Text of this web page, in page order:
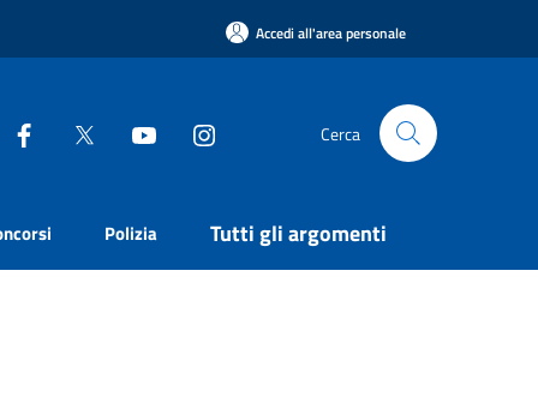
Accedi all'area personale
Cerca
Polizia Tutti gli argomenti